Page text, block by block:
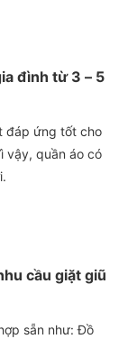
đình từ 3 – 5
đáp ứng tốt cho
vậy, quần áo có
cầu giặt giũ
sẵn như: Đồ